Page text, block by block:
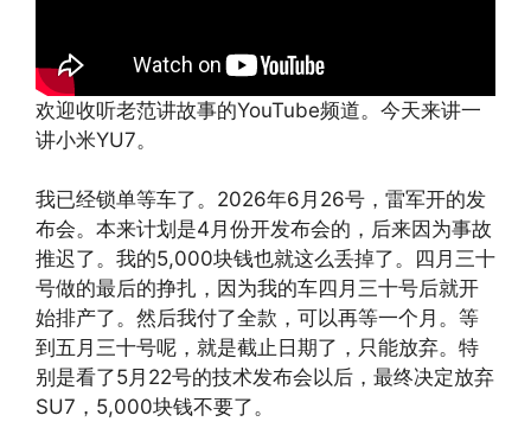
欢迎收听老范讲故事的YouTube频道。今天来讲一
讲小米YU7。
我已经锁单等车了。2026年6月26号，雷军开的发
布会。本来计划是4月份开发布会的，后来因为事故
推迟了。我的5,000块钱也就这么丢掉了。四月三十
号做的最后的挣扎，因为我的车四月三十号后就开
始排产了。然后我付了全款，可以再等一个月。等
到五月三十号呢，就是截止日期了，只能放弃。特
别是看了5月22号的技术发布会以后，最终决定放弃
SU7，5,000块钱不要了。